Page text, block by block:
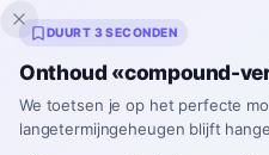
Inklingo
Woordenboek /
DUURT 3 SECONDEN
Onthoud «compound-
We toetsen je op het perfecte
langetermijngeheugen blijft